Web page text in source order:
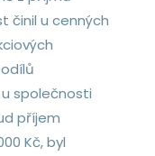
činil u cenných
společnosti
příjem
Kč, byl